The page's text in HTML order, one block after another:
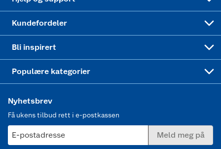
Kundefordeler
Bli inspirert
Populære kategorier
Nyhetsbrev
Få ukens tilbud rett i e-postkassen
E-postadresse Meld meg på